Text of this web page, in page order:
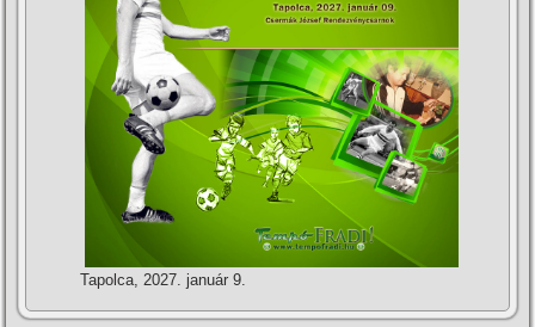
Tapolca, 2027. január 9.